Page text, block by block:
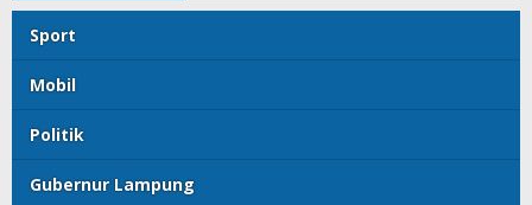
Sport
Mobil
Politik
Gubernur Lampung